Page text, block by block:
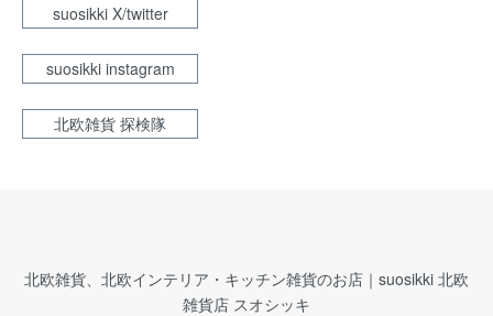
suosikki X/twitter
suosikki instagram
北欧雑貨 探検隊
北欧雑貨、北欧インテリア・キッチン雑貨のお店｜suosikki 北欧
雑貨店 スオシッキ